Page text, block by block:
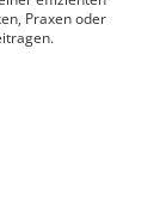
Praxen oder